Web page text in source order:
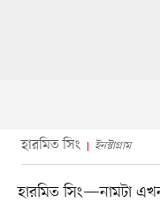
হারমিত সিং ইনস্টাগ্রাম
হারমিত সিং—নামটা